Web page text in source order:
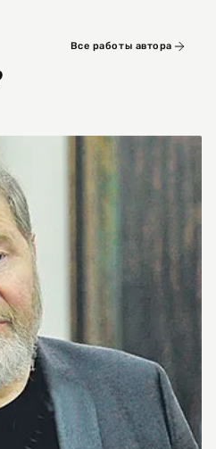
Все работы автора